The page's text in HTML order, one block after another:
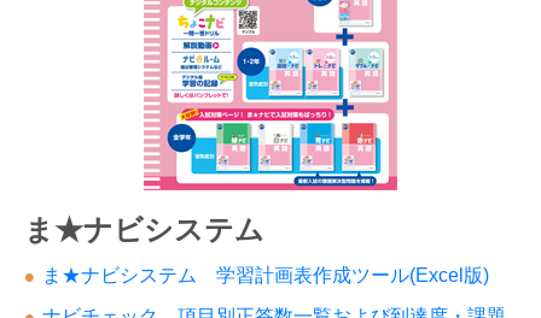
ま★ナビシステム
ま★ナビシステム 学習計画表作成ツール(Excel版)